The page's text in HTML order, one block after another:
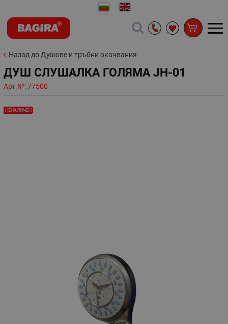
Назад до Душове и тръбни окачвания
ДУШ СЛУШАЛКА ГОЛЯМА JH-01
Арт.№:77500
НЕНАЛИЧЕН